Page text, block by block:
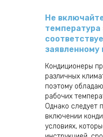
Не
температура
заявленному
Кондиционеры
различных
поэтому
рабочих
Однако следует
включении
условиях,